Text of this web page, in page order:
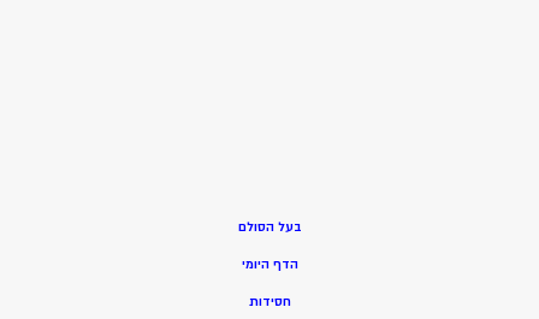
בעל הסולם
הדף היומי
חסידות